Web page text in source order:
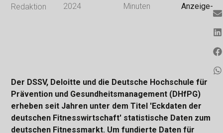
Redaktion
2024
Minuten
Anzeige-
Der DSSV, Deloitte und die Deutsche Hochschule für
Prävention und Gesundheitsmanagement (DHfPG)
erheben seit Jahren unter dem Titel 'Eckdaten der
deutschen Fitnesswirtschaft' statistische Daten zum
deutschen Fitnessmarkt. Um fundierte Daten für